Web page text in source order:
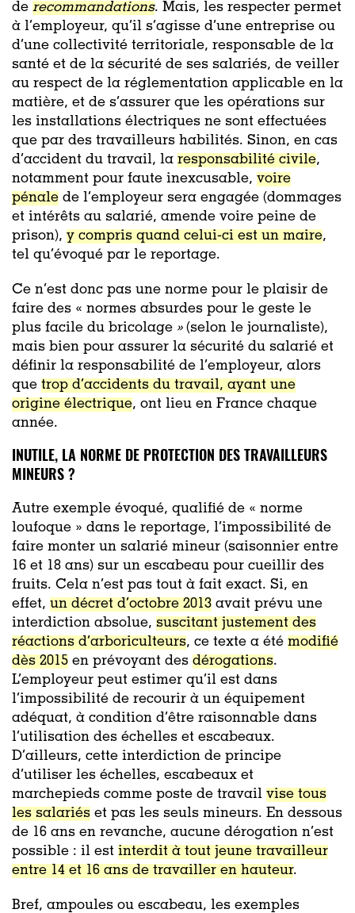
de recommandations. Mais, les respecter permet
à l’employeur, qu’il s’agisse d’une entreprise ou
d’une collectivité territoriale, responsable de la
santé et de la sécurité de ses salariés, de veiller
au respect de la réglementation applicable en la
matière, et de s’assurer que les opérations sur
les installations électriques ne sont effectuées
que par des travailleurs habilités. Sinon, en cas
d’accident du travail, la responsabilité civile,
notamment pour faute inexcusable, voire
pénale de l’employeur sera engagée (dommages
et intérêts au salarié, amende voire peine de
prison), y compris quand celui-ci est un maire,
tel qu’évoqué par le reportage.
Ce n’est donc pas une norme pour le plaisir de
faire des « normes absurdes pour le geste le
plus facile du bricolage » (selon le journaliste),
mais bien pour assurer la sécurité du salarié et
définir la responsabilité de l’employeur, alors
que trop d’accidents du travail, ayant une
origine électrique, ont lieu en France chaque
année.
INUTILE, LA NORME DE PROTECTION DES TRAVAILLEURS
MINEURS ?
Autre exemple évoqué, qualifié de « norme
loufoque » dans le reportage, l’impossibilité de
faire monter un salarié mineur (saisonnier entre
16 et 18 ans) sur un escabeau pour cueillir des
fruits. Cela n’est pas tout à fait exact. Si, en
effet, un décret d’octobre 2013 avait prévu une
interdiction absolue, suscitant justement des
réactions d’arboriculteurs, ce texte a été modifié
dès 2015 en prévoyant des dérogations.
L’employeur peut estimer qu’il est dans
l’impossibilité de recourir à un équipement
adéquat, à condition d’être raisonnable dans
l’utilisation des échelles et escabeaux.
D’ailleurs, cette interdiction de principe
d’utiliser les échelles, escabeaux et
marchepieds comme poste de travail vise tous
les salariés et pas les seuls mineurs. En dessous
de 16 ans en revanche, aucune dérogation n’est
possible : il est interdit à tout jeune travailleur
entre 14 et 16 ans de travailler en hauteur.
Bref, ampoules ou escabeau, les exemples